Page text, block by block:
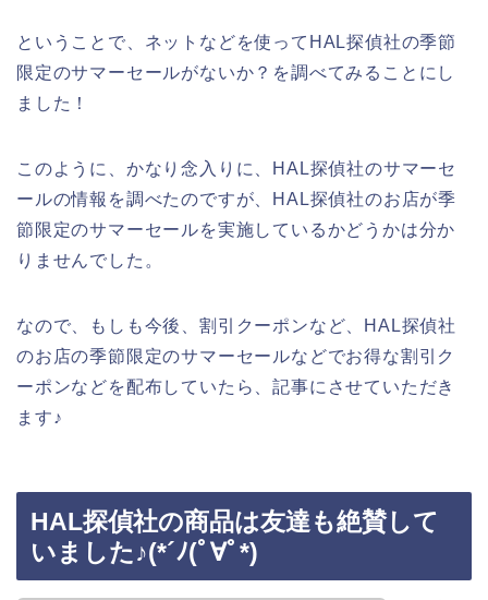
ということで、ネットなどを使ってHAL探偵社の季節
限定のサマーセールがないか？を調べてみることにし
ました！
このように、かなり念入りに、HAL探偵社のサマーセ
ールの情報を調べたのですが、HAL探偵社のお店が季
節限定のサマーセールを実施しているかどうかは分か
りませんでした。
なので、もしも今後、割引クーポンなど、HAL探偵社
のお店の季節限定のサマーセールなどでお得な割引ク
ーポンなどを配布していたら、記事にさせていただき
ます♪
HAL探偵社の商品は友達も絶賛して
いました♪(*´ﾉ(ﾟ∀ﾟ*)